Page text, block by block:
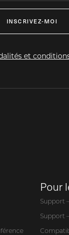
INSCRIVEZ-MOI
et
Pour
Support
Support